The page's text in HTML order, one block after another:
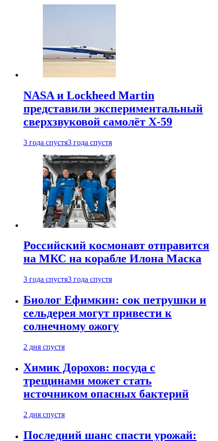
NASA и Lockheed Martin
представили экспериментальный
сверхзвуковой самолёт X-59
3 года спустя3 года спустя
Российский космонавт отправится
на МКС на корабле Илона Маска
3 года спустя3 года спустя
Биолог Ефимкин: сок петрушки и
сельдерея могут привести к
солнечному ожогу
2 дня спустя
Химик Дорохов: посуда с
трещинами может стать
источником опасных бактерий
2 дня спустя
Последний шанс спасти урожай: